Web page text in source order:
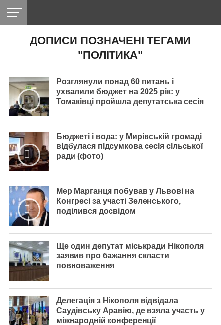
НІКОПОЛЬ
РАДІО
ДОПИСИ ПОЗНАЧЕНІ ТЕГАМИ
"ПОЛІТИКА"
Розглянули понад 60 питань і
ухвалили бюджет на 2025 рік: у
Томаківці пройшла депутатська сесія
Бюджеті і вода: у Мирівській громаді
відбулася підсумкова сесія сільської
ради (фото)
Мер Марганця побував у Львові на
Конгресі за участі Зеленського,
поділився досвідом
Ще один депутат міськради Нікополя
заявив про бажання скласти
повноваження
Делегація з Нікополя відвідала
Саудівську Аравію, де взяла участь у
міжнародній конференції